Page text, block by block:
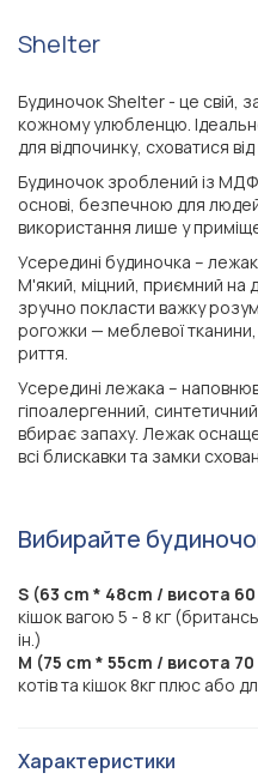
Shelter
Будиночок Shelter - це свій,
кожному улюбленцю.
для відпочинку, сховатися
Будиночок зроблений із
основі, безпечною для
використання лише у
Усередині будиночка – лежак
М'який, міцний, приємний на
зручно покласти важку
рогожки — меблевої тканини,
риття.
Усередині лежака –
гіпоалергенний,
вбирає запаху. Лежак
всі блискавки та замки
Вибирайте
S (63 cm * 48cm / висота
кішок вагою 5 - 8 кг
ін.)
M (75 cm * 55cm / висота
котів та кішок 8кг плюс або
Характеристики